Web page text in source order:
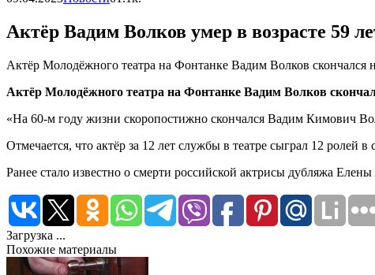
Актёр Вадим Волков умер в возрасте 59
Актёр Молодёжного театра на Фонтанке Вадим Волков
Актёр Молодёжного театра на Фонтанке Вадим Волков
«На 60-м году жизни скоропостижно скончался Вадим Кимович
Отмечается, что актёр за 12 лет службы в театре сыграл 12
Ранее стало известно о смерти российской актрисы дубляжа
Загрузка ...
Похожие материалы